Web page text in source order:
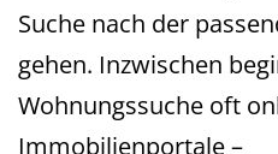
Suche nach der
gehen. Inzwischen
Wohnungssuche oft
Immobilienportale –